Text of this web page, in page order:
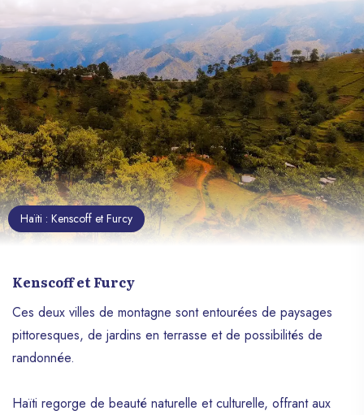
Haïti : Kenscoff et Furcy
Kenscoff et Furcy
Ces deux villes de montagne sont entourées de paysages
pittoresques, de jardins en terrasse et de possibilités de
randonnée.
Haïti regorge de beauté naturelle et culturelle, offrant aux